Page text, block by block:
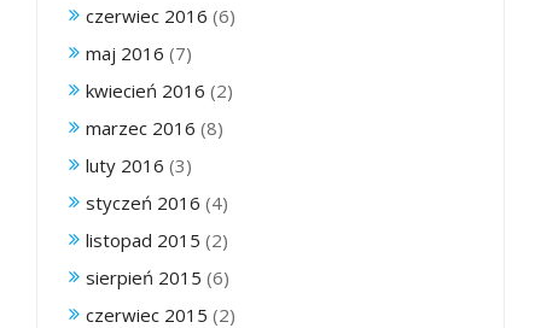
czerwiec 2016 (6)
maj 2016 (7)
kwiecień 2016 (2)
marzec 2016 (8)
luty 2016 (3)
styczeń 2016 (4)
listopad 2015 (2)
sierpień 2015 (6)
czerwiec 2015 (2)